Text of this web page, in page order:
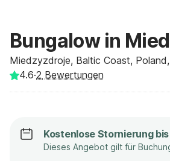
Bungalow in
Miedzyzdroje, Baltic Coast,
4.6·2 Bewertungen
Kostenlose Stornierung
Dieses Angebot gilt für